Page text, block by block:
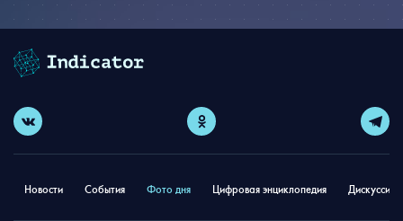
Новости События Фото дня Цифровая энциклопедия